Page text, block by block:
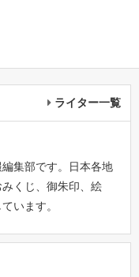
ライター一覧
集部です。日本各地
くじ、御朱印、絵
います。